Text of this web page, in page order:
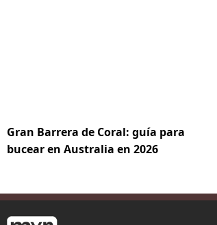
Gran Barrera de Coral: guía para
bucear en Australia en 2026